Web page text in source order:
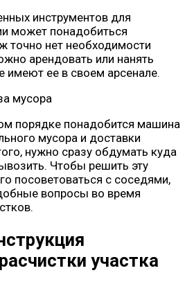
инструментов для
может понадобиться
точно нет необходимости
арендовать или нанять
имеют ее в своем арсенале.
порядке понадобится машина
мусора и доставки
нужно сразу обдумать куда
Чтобы решить эту
посоветоваться с соседями,
вопросы во время
участка